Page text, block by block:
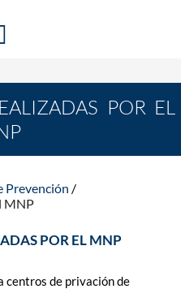
DE PREVENCIÓN DE LA
POR EL
Prevención
MNP
POR EL MNP
centros de privación de